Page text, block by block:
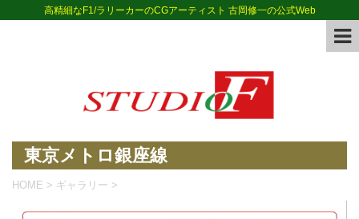
高精細なF1/ラリーカーのCGアーティスト 古岡修一の公式Web
東京メトロ銀座線
HOME > ギャラリー >